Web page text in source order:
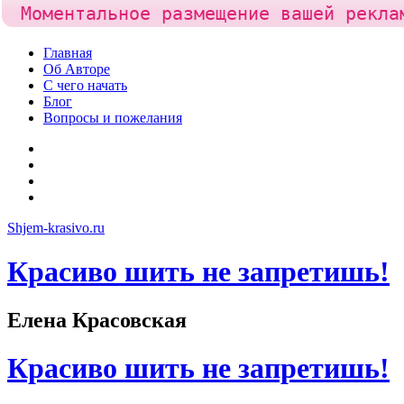
Skip
content
Главная
Об Авторе
С чего начать
Блог
Вопросы и пожелания
Shjem-krasivo.ru
Красиво шить не запретишь!
Елена Красовская
Красиво шить не запретишь!
Моментальное размещение вашей